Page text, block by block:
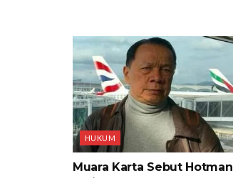
HUKUM
Muara Karta Sebut Hotman